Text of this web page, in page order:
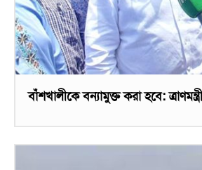
বাঁশখালীকে বন্যামুক্ত করা হবে: ত্রাণমন্ত্রী